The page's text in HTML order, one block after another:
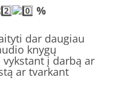
%
dar daugiau
knygų
į darbą ar
ar tvarkant